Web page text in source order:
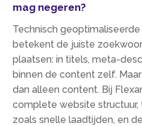
mag negeren?
Technisch
betekent de juiste
plaatsen: in titels, meta-
binnen de content zelf.​
dan alleen content.​ Bij
complete website
zoals snelle laadtijden, en